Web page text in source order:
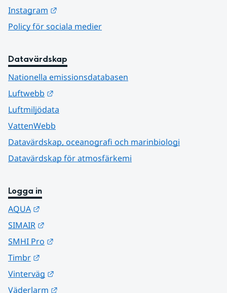
Instagram
Policy för sociala medier
Datavärdskap
Nationella emissionsdatabasen
Luftwebb
Luftmiljödata
VattenWebb
Datavärdskap, oceanografi och marinbiologi
Datavärdskap för atmosfärkemi
Logga in
AQUA
SIMAIR
SMHI Pro
Timbr
Vinterväg
Väderlarm